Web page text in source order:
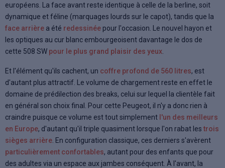
européens. La face avant reste identique à celle de la berline, soit
dynamique et féline (marquages lourds sur le capot), tandis que la
face arrière a été redessinée pour l'occasion. Le nouvel hayon et
les optiques au cur blanc embourgeoisent davantage le dos de
cette 508 SW pour le plus grand plaisir des yeux
Et l'élément qu'ils cachent, un coffre profond de 560 litres, est
d'autant plus attractif. Le volume de chargement reste en effet le
domaine de prédilection des breaks, celui sur lequel la clientèle fait
en général son choix final. Pour cette Peugeot, il n'y a donc rien à
craindre puisque ce volume est tout simplement l'un des meilleurs
en Europe, d'autant qu'il triple quasiment lorsque l'on rabat les trois
sièges arrière . En configuration classique, ces derniers s'avèrent
particulièrement confortables, autant pour des enfants que pour
des adultes via un espace aux jambes conséquent. À l'avant, la